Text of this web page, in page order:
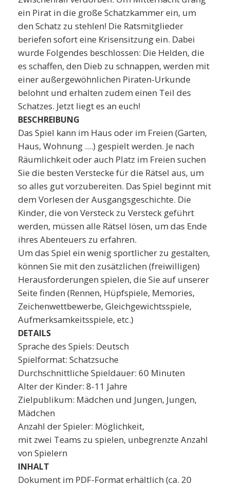
ein Pirat in die große Schatzkammer ein, um
den Schatz zu stehlen! Die Ratsmitglieder
beriefen sofort eine Krisensitzung ein. Dabei
wurde Folgendes beschlossen: Die Helden, die
es schaffen, den Dieb zu schnappen, werden mit
einer außergewöhnlichen Piraten-Urkunde
belohnt und erhalten zudem einen Teil des
Schatzes. Jetzt liegt es an euch!
BESCHREIBUNG
Das Spiel kann im Haus oder im Freien (Garten,
Haus, Wohnung ....) gespielt werden. Je nach
Räumlichkeit oder auch Platz im Freien suchen
Sie die besten Verstecke für die Rätsel aus, um
so alles gut vorzubereiten. Das Spiel beginnt mit
dem Vorlesen der Ausgangsgeschichte. Die
Kinder, die von Versteck zu Versteck geführt
werden, müssen alle Rätsel lösen, um das Ende
ihres Abenteuers zu erfahren.
Um das Spiel ein wenig sportlicher zu gestalten,
können Sie mit den zusätzlichen (freiwilligen)
Herausforderungen spielen, die Sie auf unserer
Seite finden (Rennen, Hüpfspiele, Memories,
Zeichenwettbewerbe, Gleichgewichtsspiele,
Aufmerksamkeitsspiele, etc.)
DETAILS
Sprache des Spiels: Deutsch
Spielformat: Schatzsuche
Durchschnittliche Spieldauer: 60 Minuten
Alter der Kinder: 8-11 Jahre
Zielpublikum: Mädchen und Jungen, Jungen,
Mädchen
Anzahl der Spieler: Möglichkeit,
mit zwei Teams zu spielen, unbegrenzte Anzahl
von Spielern
INHALT
Dokument im PDF-Format erhältlich (ca. 20